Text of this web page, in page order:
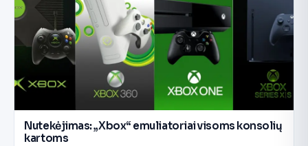
Nutekėjimas: „Xbox“ emuliatoriai visoms konsolių
kartoms